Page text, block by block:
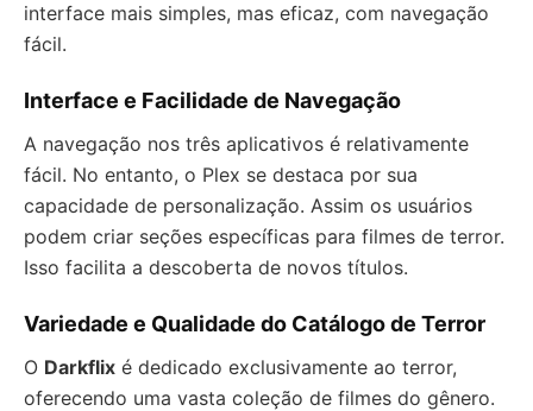
interface mais simples, mas eficaz, com navegação
fácil.
Interface e Facilidade de Navegação
A navegação nos três aplicativos é relativamente
fácil. No entanto, o Plex se destaca por sua
capacidade de personalização. Assim os usuários
podem criar seções específicas para filmes de terror.
Isso facilita a descoberta de novos títulos.
Variedade e Qualidade do Catálogo de Terror
O Darkflix é dedicado exclusivamente ao terror,
oferecendo uma vasta coleção de filmes do gênero.